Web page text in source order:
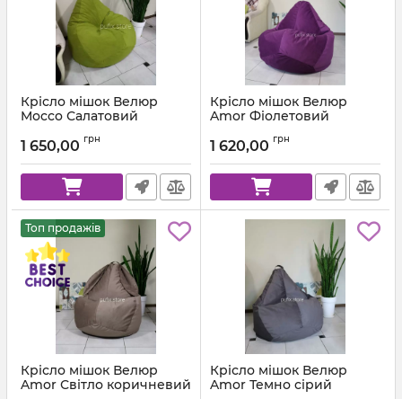
Крісло мішок Велюр
Mocco Салатовий
1 650,00 грн
Крісло мішок Велюр
Amor Фіолетовий
1 620,00 грн
Топ продажів
Крісло мішок Велюр
Amor Світло коричневий
Крісло мішок Велюр
Amor Темно сірий